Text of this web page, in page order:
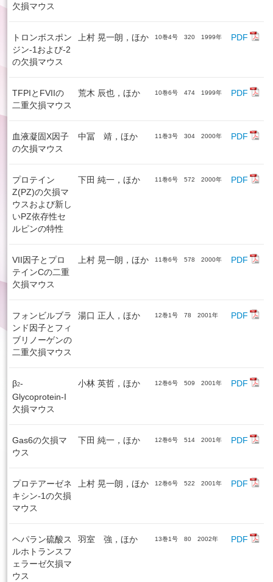
欠損マウス
トロンボスポン
ジン-1および-2
の欠損マウス
上村 晃一朗，ほか 10巻4号 320 1999年 PDF
TFPIとFVIIの
二重欠損マウス
荒木 辰也，ほか 10巻6号 474 1999年 PDF
血液凝固X因子
の欠損マウス
中冨 靖，ほか 11巻3号 304 2000年 PDF
プロテイン
Z(PZ)の欠損マ
ウスおよび新し
いPZ依存性セ
ルピンの特性
下田 純一，ほか 11巻6号 572 2000年 PDF
VII因子とプロ
テインCの二重
欠損マウス
上村 晃一朗，ほか 11巻6号 578 2000年 PDF
フォンビルブラ
ンド因子とフィ
ブリノーゲンの
二重欠損マウス
湯口 正人，ほか 12巻1号 78 2001年 PDF
β2-
Glycoprotein-I
欠損マウス
小林 英哲，ほか 12巻6号 509 2001年 PDF
Gas6の欠損マ
ウス
下田 純一，ほか 12巻6号 514 2001年 PDF
プロテアーゼネ
キシン-1の欠損
マウス
上村 晃一朗，ほか 12巻6号 522 2001年 PDF
ヘパラン硫酸ス
ルホトランスフ
ェラーゼ欠損マ
ウス
羽室 強，ほか 13巻1号 80 2002年 PDF